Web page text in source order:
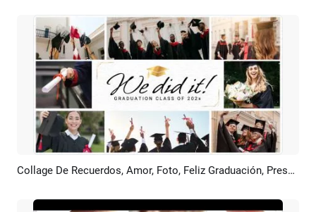
Previsualizar Crear IA Collage De Recuerdos, Amor, Foto, Feliz Graduación, Presentación Universitaria